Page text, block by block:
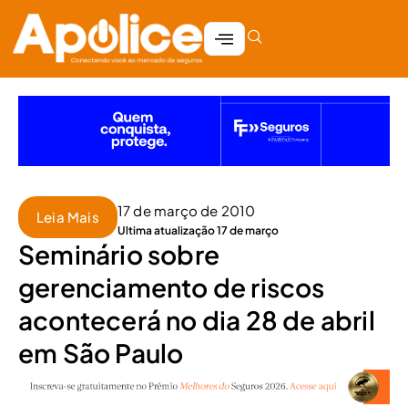
Leia Mais 17 de março de 2010
Ultima atualização 17 de março
Seminário sobre
gerenciamento de riscos
acontecerá no dia 28 de abril
em São Paulo